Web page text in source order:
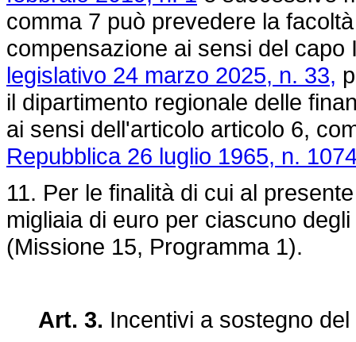
comma 7 può prevedere la
compensazione ai sensi del
legislativo 24 marzo 2025, n. 33,
il dipartimento regionale delle
ai sensi dell'articolo articolo 6,
Repubblica 26 luglio 1965, n.
11. Per le finalità di cui al
migliaia di euro per ciascuno
(Missione 15, Programma 1).
Art. 3. Incentivi a sostegno